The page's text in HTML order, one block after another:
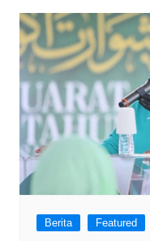
Berita Featured